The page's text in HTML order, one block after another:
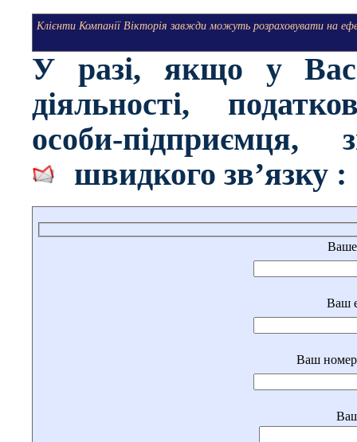
Клієнти Компанії Вікторія завжди можуть розраховувати на
У разі, якщо у
діяльності,
особи-
швидкого зв’язку :
Ваше
Ваш
Ваш номер